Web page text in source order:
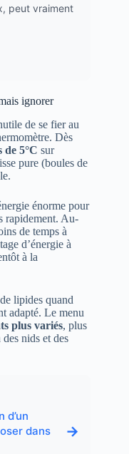
peut vraiment
ignorer
de se fier au
Dès
de 5°C sur
pure (boules de
énorme pour
rapidement. Au-
de temps à
d’énergie à
à la
lipides quand
adapté. Le menu
plus variés, plus
nids et des
dans
→